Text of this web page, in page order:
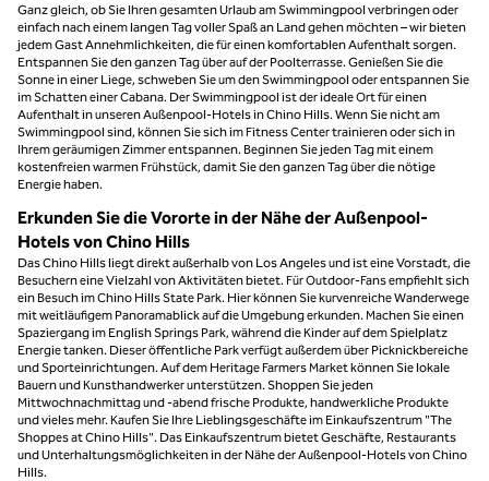
Ganz gleich, ob Sie Ihren gesamten Urlaub am Swimmingpool verbringen oder
einfach nach einem langen Tag voller Spaß an Land gehen möchten – wir bieten
jedem Gast Annehmlichkeiten, die für einen komfortablen Aufenthalt sorgen.
Entspannen Sie den ganzen Tag über auf der Poolterrasse. Genießen Sie die
Sonne in einer Liege, schweben Sie um den Swimmingpool oder entspannen Sie
im Schatten einer Cabana. Der Swimmingpool ist der ideale Ort für einen
Aufenthalt in unseren Außenpool-Hotels in Chino Hills. Wenn Sie nicht am
Swimmingpool sind, können Sie sich im Fitness Center trainieren oder sich in
Ihrem geräumigen Zimmer entspannen. Beginnen Sie jeden Tag mit einem
kostenfreien warmen Frühstück, damit Sie den ganzen Tag über die nötige
Energie haben.
Erkunden Sie die Vororte in der Nähe der Außenpool-
Hotels von Chino Hills
Das Chino Hills liegt direkt außerhalb von Los Angeles und ist eine Vorstadt, die
Besuchern eine Vielzahl von Aktivitäten bietet. Für Outdoor-Fans empfiehlt sich
ein Besuch im Chino Hills State Park. Hier können Sie kurvenreiche Wanderwege
mit weitläufigem Panoramablick auf die Umgebung erkunden. Machen Sie einen
Spaziergang im English Springs Park, während die Kinder auf dem Spielplatz
Energie tanken. Dieser öffentliche Park verfügt außerdem über Picknickbereiche
und Sporteinrichtungen. Auf dem Heritage Farmers Market können Sie lokale
Bauern und Kunsthandwerker unterstützen. Shoppen Sie jeden
Mittwochnachmittag und -abend frische Produkte, handwerkliche Produkte
und vieles mehr. Kaufen Sie Ihre Lieblingsgeschäfte im Einkaufszentrum "The
Shoppes at Chino Hills". Das Einkaufszentrum bietet Geschäfte, Restaurants
und Unterhaltungsmöglichkeiten in der Nähe der Außenpool-Hotels von Chino
Hills.